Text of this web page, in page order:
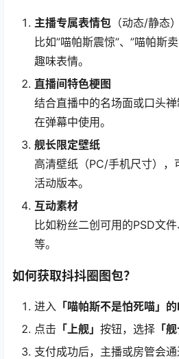
主播专属表情包 （动态/静态）
比如”喵帕斯震惊”、”喵帕斯
趣味表情。
直播间特色梗图
结合直播中的名场面或口头
在弹幕中使用。
舰长限定壁纸
高清壁纸（PC/手机尺寸），
活动版本。
互动素材
比如粉丝二创可用的PSD文
等。
如何获取抖抖圈图包？
进入 「喵帕斯不是怕死喵」
点击 「上舰」 按钮，选择 「
支付成功后，主播或房管会通